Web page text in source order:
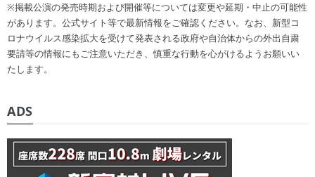
※掲載公演の発売時期および開催等については変更や延期・中止の可能性
があります。公式サイト等で最新情報をご確認ください。なお、新型コ
ロナウイルス感染拡大を受けて発表される政府や自治体からの外出自粛
要請等の情報にもご注意いただき、慎重な行動を心がけるようお願いい
たします。
ADS